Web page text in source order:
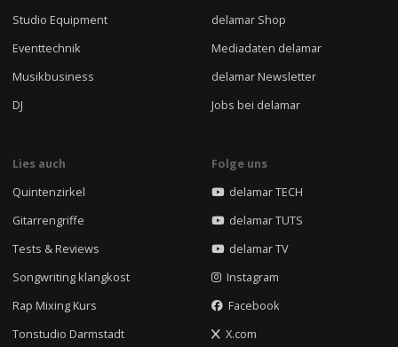
Studio Equipment
Eventtechnik
Musikbusiness
DJ
delamar Shop
Mediadaten delamar
delamar Newsletter
Jobs bei delamar
Lies auch
Quintenzirkel
Gitarrengriffe
Tests & Reviews
Songwriting klangkost
Rap Mixing Kurs
Tonstudio Darmstadt
Folge uns
delamar TECH
delamar TUTS
delamar TV
Instagram
Facebook
X.com